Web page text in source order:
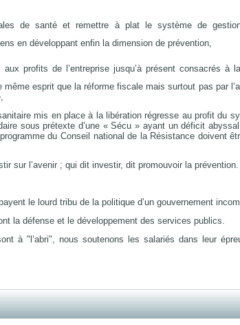
de santé et remettre à plat le système de
en développant enfin la dimension de prévention,
aux profits de l’entreprise jusqu’à présent consacrés à
même esprit que la réforme fiscale mais surtout pas par
mis en place à la libération régresse au profit du
sous prétexte d’une « Sécu » ayant un déficit
du Conseil national de la Résistance doivent
sur l’avenir ; qui dit investir, dit promouvoir la prévention.
le lourd tribu de la politique d’un gouvernement
la défense et le développement des services publics.
à "l’abri", nous soutenons les salariés dans leur